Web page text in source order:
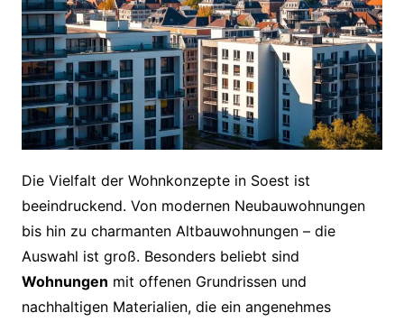
Die Vielfalt der Wohnkonzepte in Soest ist
beeindruckend. Von modernen Neubauwohnungen
bis hin zu charmanten Altbauwohnungen – die
Auswahl ist groß. Besonders beliebt sind
Wohnungen mit offenen Grundrissen und
nachhaltigen Materialien, die ein angenehmes